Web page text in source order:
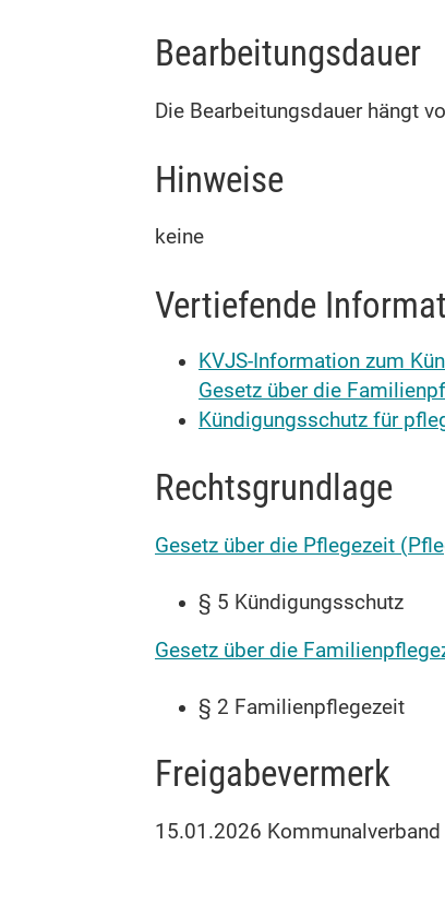
Bearbeitungsdauer
Die Bearbeitungsdauer hängt
Hinweise
keine
Vertiefende
KVJS-Information zum
Gesetz über die
Kündigungsschutz für
Rechtsgrundlage
Gesetz über die Pflegezeit
§ 5 Kündigungsschutz
Gesetz über die
§ 2 Familienpflegezeit
Freigabevermerk
15.01.2026